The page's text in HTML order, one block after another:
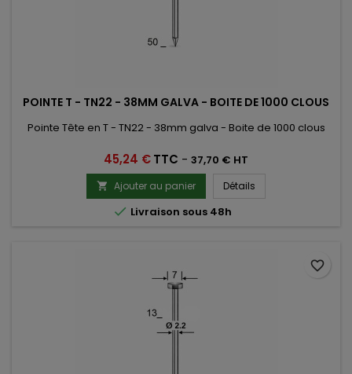
POINTE T - TN22 - 38MM GALVA - BOITE DE 1000 CLOUS
Pointe Tête en T - TN22 - 38mm galva - Boite de 1000 clous
Prix
45,24 €TTC - 37,70 € HT
 Ajouter au panier Détails
 Livraison sous 48h
favorite_border